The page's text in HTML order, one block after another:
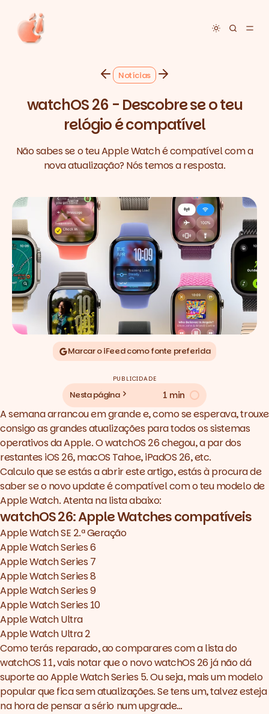
Toggle
Notícias
watchOS 26 - Descobre se o teu
relógio é compatível
Não sabes se o teu Apple Watch é compatível com a
nova atualização? Nós temos a resposta.
Marcar o iFeed como fonte preferida
PUBLICIDADE
Nesta página 1 min
A semana arrancou em grande e, como se esperava, trouxe
consigo as grandes atualizações para todos os sistemas
operativos da Apple. O watchOS 26 chegou, a par dos
restantes iOS 26, macOS Tahoe, iPadOS 26, etc.
Calculo que se estás a abrir este artigo, estás à procura de
saber se o novo update é compatível com o teu modelo de
Apple Watch. Atenta na lista abaixo:
watchOS 26: Apple Watches compatíveis
Apple Watch SE 2.ª Geração
Apple Watch Series 6
Apple Watch Series 7
Apple Watch Series 8
Apple Watch Series 9
Apple Watch Series 10
Apple Watch Ultra
Apple Watch Ultra 2
Como terás reparado, ao comparares com a lista do
watchOS 11, vais notar que o novo watchOS 26 já não dá
suporte ao Apple Watch Series 5. Ou seja, mais um modelo
popular que fica sem atualizações. Se tens um, talvez esteja
na hora de pensar a sério num upgrade…